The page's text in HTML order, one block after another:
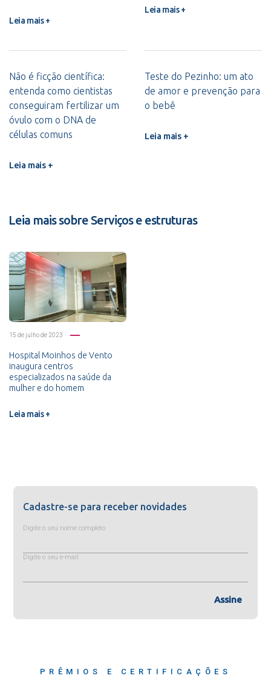
Leia mais +
Leia mais +
Não é ficção científica:
entenda como cientistas
conseguiram fertilizar um
óvulo com o DNA de
células comuns
Leia mais +
Teste do Pezinho: um ato
de amor e prevenção para
o bebê
Leia mais +
Leia mais sobre Serviços e estruturas
15 de julho de 2023
Hospital Moinhos de Vento
inaugura centros
especializados na saúde da
mulher e do homem
Leia mais +
Cadastre-se para receber novidades
Digite o seu nome completo
Digite o seu e-mail
Assine
PRÊMIOS E CERTIFICAÇÕES